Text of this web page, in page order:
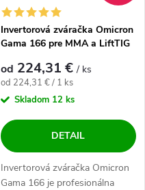
Invertorová zváračka Omicron
Gama 166 pre MMA a LiftTIG
od 224,31 €/ ks
Jednotková cena:
od 224,31 € / 1 ks
Skladom 12 ks
DETAIL
Invertorová zváračka Omicron
Gama 166 je profesionálna